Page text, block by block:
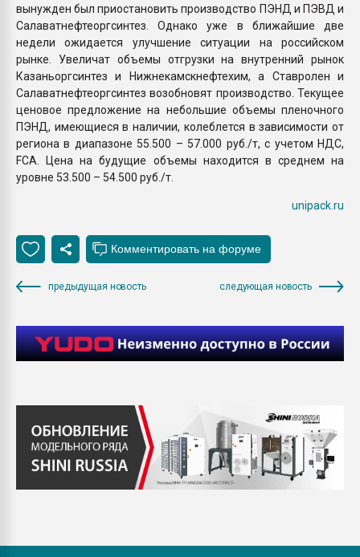
вынужден был приостановить производство ПЭНД и ПЭВД и
Салаватнефтеоргсинтез. Однако уже в ближайшие две
недели ожидается улучшение ситуации на российском
рынке. Увеличат объемы отгрузки на внутренний рынок
Казаньоргсинтез и Нижнекамскнефтехим, а Ставролен и
Салаватнефтеоргсинтез возобновят производство. Текущее
ценовое предложение на небольшие объемы пленочного
ПЭНД, имеющиеся в наличии, колеблется в зависимости от
региона в диапазоне 55.500 – 57.000 руб./т, с учетом НДС,
FCA. Цена на будущие объемы находится в среднем на
уровне 53.500 – 54.500 руб./т.
unipack.ru
предыдущая новость следующая новость